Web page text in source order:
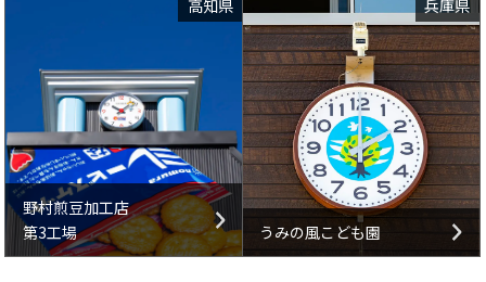
高知県
野村煎豆加工店
第3工場
兵庫県
うみの風こども園